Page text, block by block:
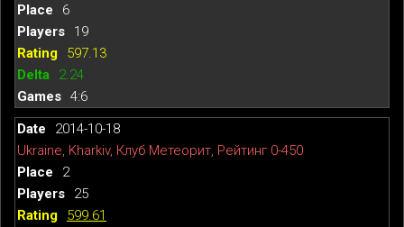
6
19
597.13
2.24
4:6
2014-10-18
Ukraine, Kharkiv, Клуб Метеорит, Рейтинг 0-450
2
25
599.61